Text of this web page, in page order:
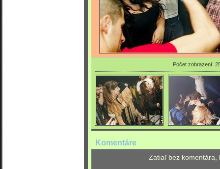
Počet zobrazení:
Komentáre
Zatiaľ bez komentára,